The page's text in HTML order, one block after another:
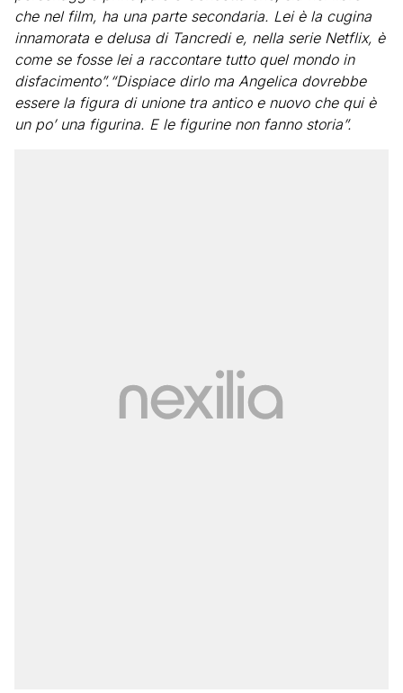
che nel film, ha una parte secondaria. Lei è la cugina
innamorata e delusa di Tancredi e, nella serie Netflix, è
come se fosse lei a raccontare tutto quel mondo in
disfacimento”.“Dispiace dirlo ma Angelica dovrebbe
essere la figura di unione tra antico e nuovo che qui è
un po’ una figurina. E le figurine non fanno storia”.